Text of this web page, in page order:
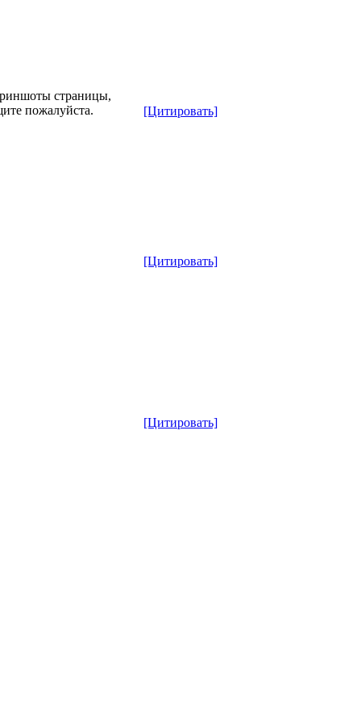
[Цитировать]
страницы,
пожалуйста.
[Цитировать]
[Цитировать]